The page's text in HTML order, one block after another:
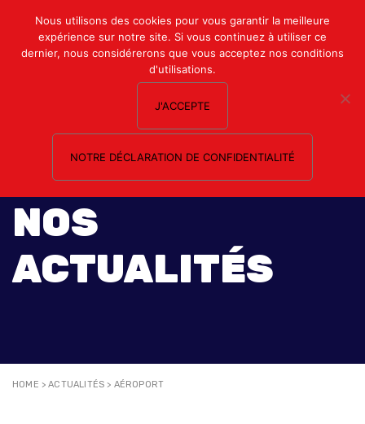
Mon compte
Nous contacter
NOS
ACTUALITÉS
HOME >ACTUALITÉS > AÉROPORT
Nous utilisons des cookies pour vous garantir la meilleure
expérience sur notre site. Si vous continuez à utiliser ce
dernier, nous considérerons que vous acceptez nos conditions
d'utilisations.
J'ACCEPTE
NOTRE DÉCLARATION DE CONFIDENTIALITÉ